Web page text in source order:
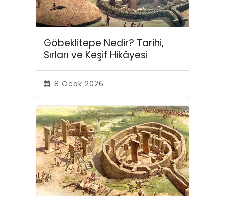
Göbeklitepe Nedir? Tarihi,
Sırları ve Keşif Hikâyesi
8 Ocak 2026